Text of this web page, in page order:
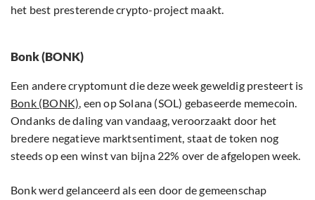
het best presterende crypto-project maakt.
Bonk (BONK)
Een andere cryptomunt die deze week geweldig presteert is
Bonk (BONK), een op Solana (SOL) gebaseerde memecoin.
Ondanks de daling van vandaag, veroorzaakt door het
bredere negatieve marktsentiment, staat de token nog
steeds op een winst van bijna 22% over de afgelopen week.
Bonk werd gelanceerd als een door de gemeenschap